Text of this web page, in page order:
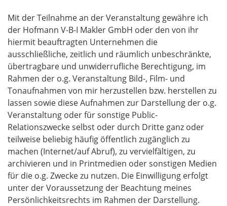
Mit der Teilnahme an der Veranstaltung gewähre ich
der Hofmann V-B-I Makler GmbH oder den von ihr
hiermit beauftragten Unternehmen die
ausschließliche, zeitlich und räumlich unbeschränkte,
übertragbare und unwiderrufliche Berechtigung, im
Rahmen der o.g. Veranstaltung Bild-, Film- und
Tonaufnahmen von mir herzustellen bzw. herstellen zu
lassen sowie diese Aufnahmen zur Darstellung der o.g.
Veranstaltung oder für sonstige Public-
Relationszwecke selbst oder durch Dritte ganz oder
teilweise beliebig häufig öffentlich zugänglich zu
machen (Internet/auf Abruf), zu vervielfältigen, zu
archivieren und in Printmedien oder sonstigen Medien
für die o.g. Zwecke zu nutzen. Die Einwilligung erfolgt
unter der Voraussetzung der Beachtung meines
Persönlichkeitsrechts im Rahmen der Darstellung.